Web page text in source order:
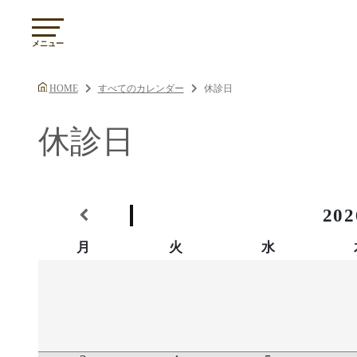
メニュー
HOME すべてのカレンダー 休診日
休診日
月 火 水